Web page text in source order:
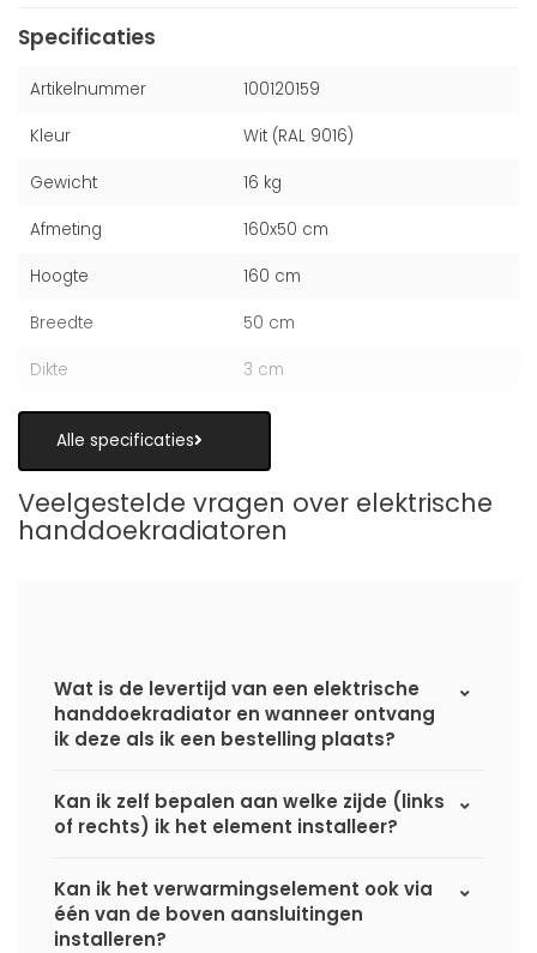
Specificaties
Artikelnummer 100120159
Kleur Wit (RAL 9016)
Gewicht 16 kg
Afmeting 160x50 cm
Hoogte 160 cm
Breedte 50 cm
Dikte 3 cm
Alle specificaties
Veelgestelde vragen over elektrische
handdoekradiatoren
Wat is de levertijd van een elektrische
handdoekradiator en wanneer ontvang
ik deze als ik een bestelling plaats?
Kan ik zelf bepalen aan welke zijde (links
of rechts) ik het element installeer?
Kan ik het verwarmingselement ook via
één van de boven aansluitingen
installeren?